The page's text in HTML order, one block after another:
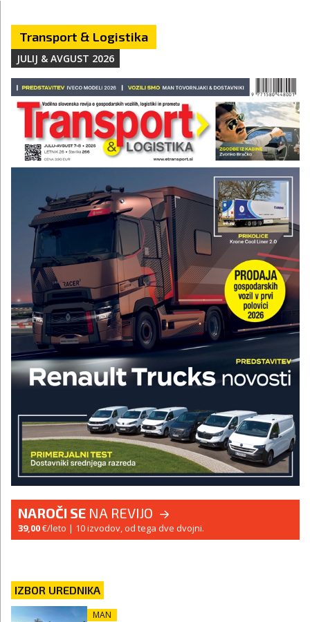
Transport & Logistika
JULIJ & AVGUST 2026
NAROČI SE NA REVIJO
39,00€/leto | 10 izvodov, od tega dve dvojni.
IZBOR UREDNIKA
MAN